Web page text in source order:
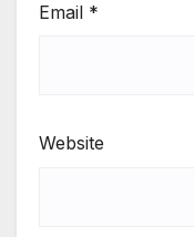
Email *
Website